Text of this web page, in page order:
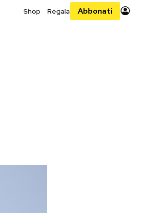
Shop Regala Abbonati